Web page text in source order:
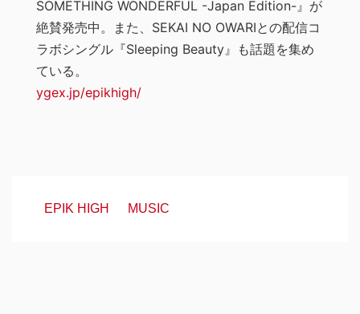
SOMETHING WONDERFUL -Japan Edition-』が
絶賛発売中。また、SEKAI NO OWARIとの配信コ
ラボシングル『Sleeping Beauty』も話題を集め
ている。
ygex.jp/epikhigh/
EPIK HIGH MUSIC